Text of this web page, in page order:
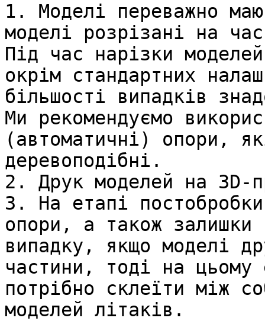
1. Моделі переважно
моделі розрізані на
Під час нарізки
окрім стандартних
більшості випадків
Ми рекомендуємо
(автоматичні) опори,
деревоподібні.
2. Друк моделей на 3D-
3. На етапі
опори, а також залишки
випадку, якщо моделі
частини, тоді на цьому
потрібно склеїти між
моделей літаків.